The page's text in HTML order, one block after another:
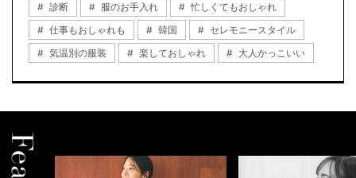
診断
服のお手入れ
忙しくてもおしゃれ
仕事もおしゃれも
韓国
セレモニースタイル
気温別の服装
楽しておしゃれ 大人かっこいい